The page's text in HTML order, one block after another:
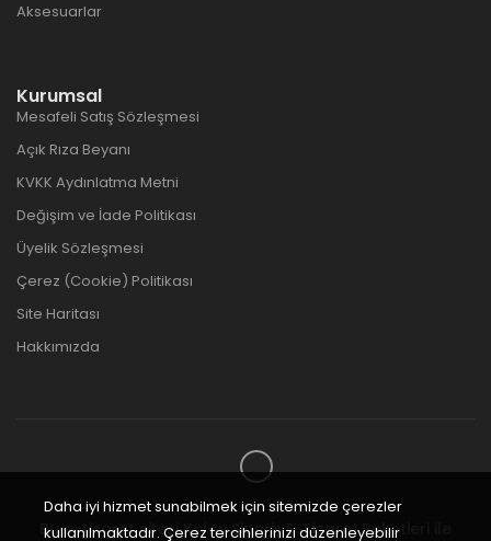
Aksesuarlar
Kurumsal
Mesafeli Satış Sözleşmesi
Açık Rıza Beyanı
KVKK Aydınlatma Metni
Değişim ve İade Politikası
Üyelik Sözleşmesi
Çerez (Cookie) Politikası
Site Haritası
Hakkımızda
Bu e-ticaret sitesiKolay Sipariş E-Ticaret Paketleri
Daha iyi hizmet sunabilmek için sitemizde çerezler
kullanılmaktadır. Çerez tercihlerinizi düzenleyebilir